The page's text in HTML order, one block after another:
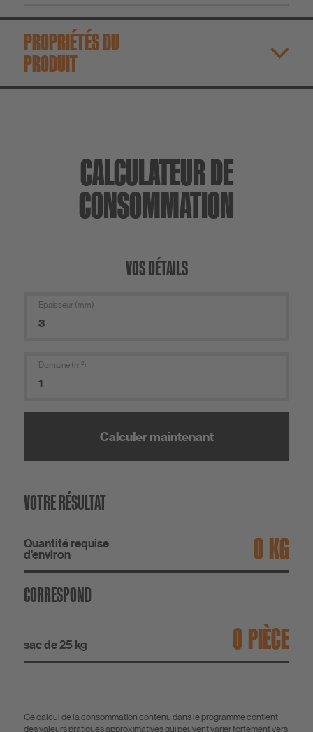
PROPRIÉTÉS DU
PRODUIT
CALCULATEUR DE
CONSOMMATION
VOS DÉTAILS
Epaisseur (mm)
Domaine (m²)
Calculer maintenant
VOTRE RÉSULTAT
Quantité requise
d'environ KG
CORRESPOND
sac de 25 kg PIÈCE
Ce calcul de la consommation contenu dans le programme contient
des valeurs pratiques approximatives qui peuvent varier fortement vers